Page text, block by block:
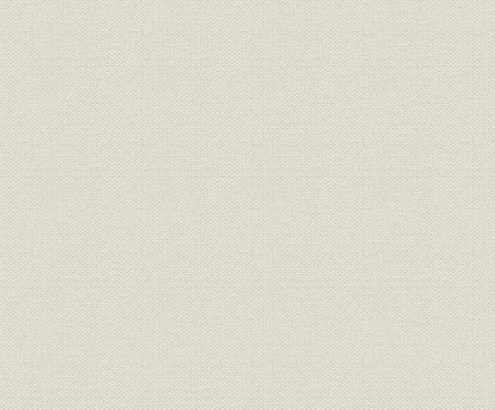
第四編 補助命令
第一章 補給金
第二章 近海特定航路補助
第三章 航海奨励法に基く補助と特定航路助成
第四章 遠洋航路補助法に基く補助
第五章 郵便定期航路補助
第六章 寄港補助
第七章 地方官庁の補助
第八章 郵便物無賃逓送成績